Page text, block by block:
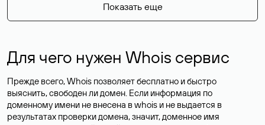
Показать еще
Для чего нужен Whois сервис
Прежде всего, Whois позволяет бесплатно и быстро
выяснить, свободен ли домен. Если информация по
доменному имени не внесена в whois и не выдается в
результатах проверки домена, значит, доменное имя